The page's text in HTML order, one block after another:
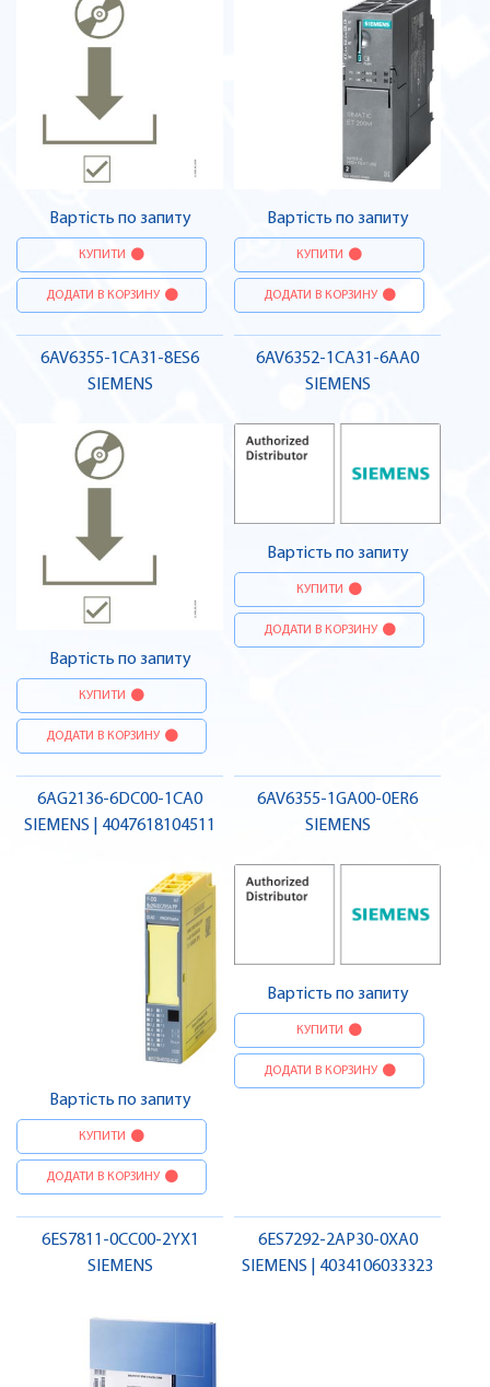
Вартість по запиту
КУПИТИ
ДОДАТИ В КОРЗИНУ
Вартість по запиту
КУПИТИ
ДОДАТИ В КОРЗИНУ
6AV6355-1CA31-8ES6
SIEMENS
Вартість по запиту
КУПИТИ
ДОДАТИ В КОРЗИНУ
6AV6352-1CA31-6AA0
SIEMENS
Вартість по запиту
КУПИТИ
ДОДАТИ В КОРЗИНУ
6AG2136-6DC00-1CA0
SIEMENS | 4047618104511
Вартість по запиту
КУПИТИ
ДОДАТИ В КОРЗИНУ
6AV6355-1GA00-0ER6
SIEMENS
Вартість по запиту
КУПИТИ
ДОДАТИ В КОРЗИНУ
6ES7811-0CC00-2YX1
SIEMENS
6ES7292-2AP30-0XA0
SIEMENS | 4034106033323